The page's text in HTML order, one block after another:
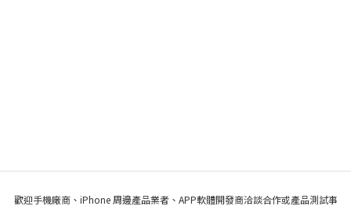
歡迎手機廠商、iPhone 周邊產品業者、APP軟體開發商洽談合作或產品測試事